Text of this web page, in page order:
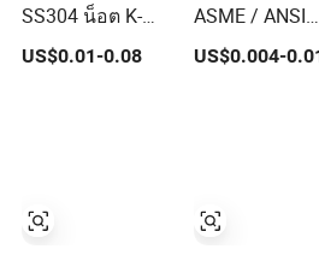
SS304 น็อต K-
Lock ป้องกันการ
สั่นสะเทือน
US$0.01-0.08
ASME / ANSI
18.2.2 M10 DIN
934 สลักเกลียว
DIN934
US$0.004-